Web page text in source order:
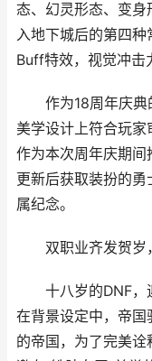
态、幻灵形态、变
入地下城后的第四
Buff特效，视觉冲击
作为18周年庆典
美学设计上符合玩家
作为本次周年庆期间
更新后获取装扮的
属纪念。
双职业齐发贺岁
十八岁的DNF，
在背景设定中，帝
的帝国，为了完美